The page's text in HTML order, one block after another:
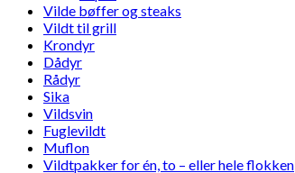
Vilde bøffer og steaks
Vildt til grill
Krondyr
Dådyr
Rådyr
Sika
Vildsvin
Fuglevildt
Muflon
Vildtpakker for én, to – eller hele flokken